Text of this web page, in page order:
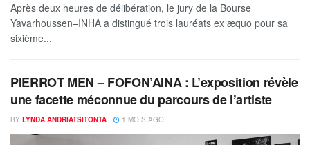
Après deux heures de délibération, le jury de la Bourse
Yavarhoussen–INHA a distingué trois lauréats ex æquo pour sa
sixième...
PIERROT MEN – FOFON’AINA : L’exposition révèle
une facette méconnue du parcours de l’artiste
BY LYNDA ANDRIATSITONTA 1 MOIS AGO